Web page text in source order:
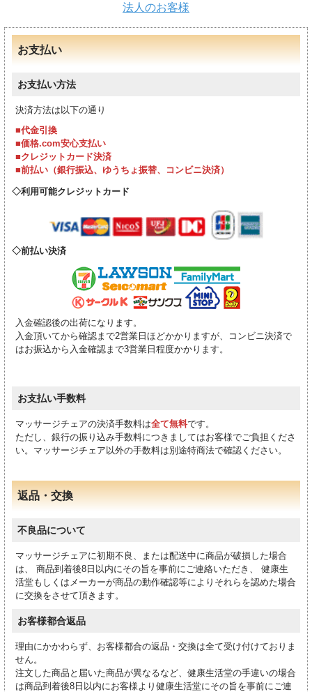
法人のお客様
お支払い
お支払い方法
決済方法は以下の通り
■代金引換
■価格.com安心支払い
■クレジットカード決済
■前払い（銀行振込、ゆうちょ振替、コンビニ決済）
利用可能クレジットカード
前払い決済
入金確認後の出荷になります。
入金頂いてから確認まで2営業日ほどかかりますが、コンビニ決済で
はお振込から入金確認まで3営業日程度かかります。
お支払い手数料
マッサージチェアの決済手数料は全て無料です。
ただし、銀行の振り込み手数料につきましてはお客様でご負担くださ
い。マッサージチェア以外の手数料は別途特商法で確認ください。
返品・交換
不良品について
マッサージチェアに初期不良、または配送中に商品が破損した場合
は、 商品到着後8日以内にその旨を事前にご連絡いただき、 健康生
活堂もしくはメーカーが商品の動作確認等によりそれらを認めた場合
に交換をさせて頂きます。
お客様都合返品
理由にかかわらず、お客様都合の返品・交換は全て受け付けておりま
せん。
注文した商品と届いた商品が異なるなど、健康生活堂の手違いの場合
は商品到着後8日以内にお客様より健康生活堂にその旨を事前にご連